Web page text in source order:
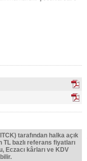
tarafından halka açık
TL bazlı referans fiyatları
Eczacı kârları ve KDV